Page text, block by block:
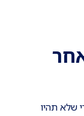
שלא תהיו